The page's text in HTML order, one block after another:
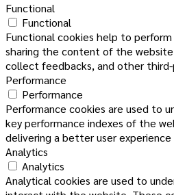
Functional
Functional
Functional cookies help to
sharing the content of the
collect feedbacks, and other
Performance
Performance
Performance cookies are used to
key performance indexes of the
delivering a better user
Analytics
Analytics
Analytical cookies are used to